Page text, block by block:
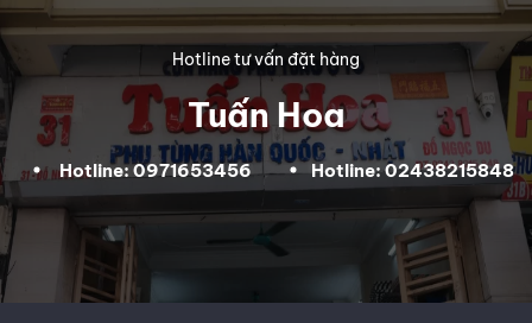
Hotline tư vấn đặt hàng
Tuấn Hoa
Hotline: 0971653456 Hotline: 02438215848